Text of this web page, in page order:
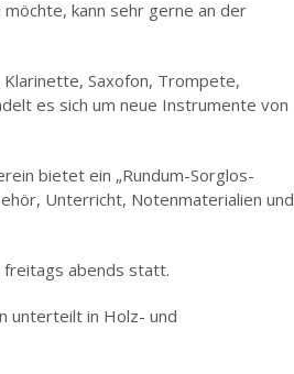
kann sehr gerne an der
Saxofon, Trompete,
es sich um neue Instrumente von
bietet ein „Rundum-Sorglos-
Unterricht, Notenmaterialien und
freitags abends statt.
unterteilt in Holz- und